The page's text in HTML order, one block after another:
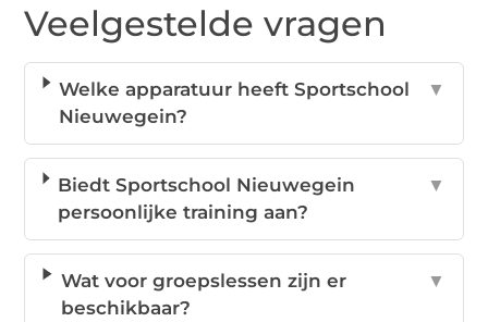
Veelgestelde vragen
Welke apparatuur heeft Sportschool
Nieuwegein?
▼
Biedt Sportschool Nieuwegein
persoonlijke training aan?
▼
Wat voor groepslessen zijn er
beschikbaar?
▼